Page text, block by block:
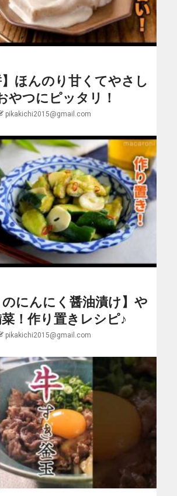
】ほんのり甘くてやさし
やつにピッタリ！
pikakichi2015@gmail.com
のにんにく醤油漬け】や
！作り置きレシピ♪
pikakichi2015@gmail.com